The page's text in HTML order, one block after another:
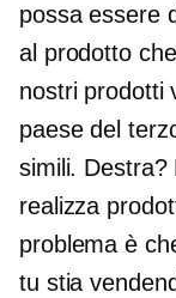
possa essere
al prodotto
nostri prodotti
paese del
simili. Destra?
realizza
problema è
tu stia